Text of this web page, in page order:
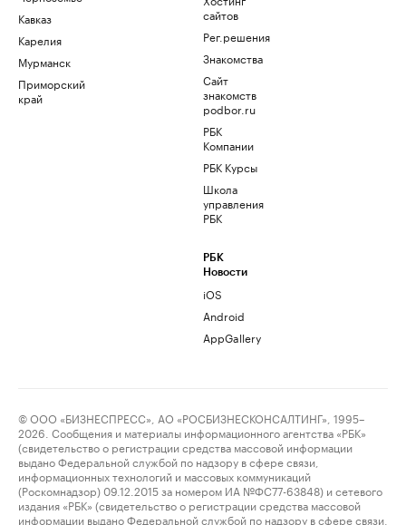
Кавказ
Карелия
Мурманск
Приморский
край
сайтов
Рег.решения
Знакомства
Сайт
знакомств
podbor.ru
РБК
Компании
РБК Курсы
Школа
управления
РБК
РБК
Новости
iOS
Android
AppGallery
© ООО «БИЗНЕСПРЕСС», АО «РОСБИЗНЕСКОНСАЛТИНГ», 1995–
2026. Сообщения и материалы информационного агентства «РБК»
(свидетельство о регистрации средства массовой информации
выдано Федеральной службой по надзору в сфере связи,
информационных технологий и массовых коммуникаций
(Роскомнадзор) 09.12.2015 за номером ИА №ФС77-63848) и сетевого
издания «РБК» (свидетельство о регистрации средства массовой
информации выдано Федеральной службой по надзору в сфере связи,